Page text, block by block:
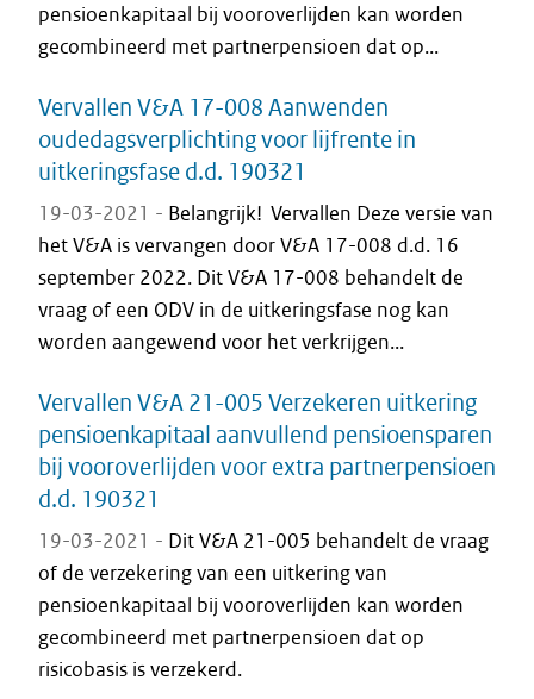
pensioenkapitaal bij vooroverlijden kan worden
gecombineerd met partnerpensioen dat op...
Vervallen V&A 17-008 Aanwenden
oudedagsverplichting voor lijfrente in
uitkeringsfase d.d. 190321
19-03-2021 - Belangrijk! Vervallen Deze versie van
het V&A is vervangen door V&A 17-008 d.d. 16
september 2022. Dit V&A 17-008 behandelt de
vraag of een ODV in de uitkeringsfase nog kan
worden aangewend voor het verkrijgen...
Vervallen V&A 21-005 Verzekeren uitkering
pensioenkapitaal aanvullend pensioensparen
bij vooroverlijden voor extra partnerpensioen
d.d. 190321
19-03-2021 - Dit V&A 21-005 behandelt de vraag
of de verzekering van een uitkering van
pensioenkapitaal bij vooroverlijden kan worden
gecombineerd met partnerpensioen dat op
risicobasis is verzekerd.